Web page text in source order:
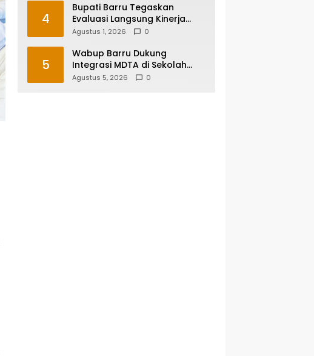
4
Bupati Barru Tegaskan
Evaluasi Langsung Kinerja
Kepala OPD, Reformasi
Agustus 1, 2026 0
5
Wabup Barru Dukung
Integrasi MDTA di Sekolah
Umum, Siapkan Regulasi
Agustus 5, 2026 0